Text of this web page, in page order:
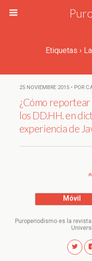
Etiquetas ›
25 NOVIEMBRE 2015 • POR
¿Cómo reportear
los DD.HH. en
experiencia de
Móvil
Puroperiodismo es la